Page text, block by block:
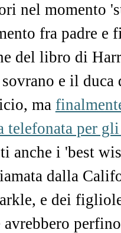
nel momento
fra padre
del libro di
e il duca
ma
telefonata per
anche i 'best
dalla
e dei